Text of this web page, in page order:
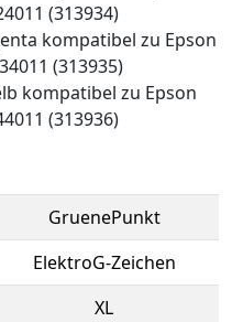
(313934)
kompatibel zu Epson
(313935)
kompatibel zu Epson
(313936)
GruenePunkt
ElektroG-Zeichen
XL